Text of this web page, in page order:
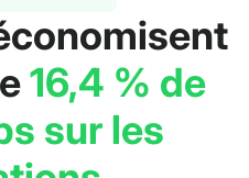
16,4 % de
sur les